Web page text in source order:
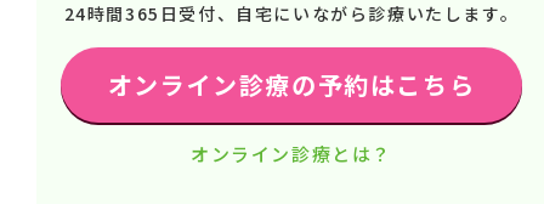
24時間365日受付、自宅にいながら診療いたします。
オンライン診療の予約はこちら
オンライン診療とは？